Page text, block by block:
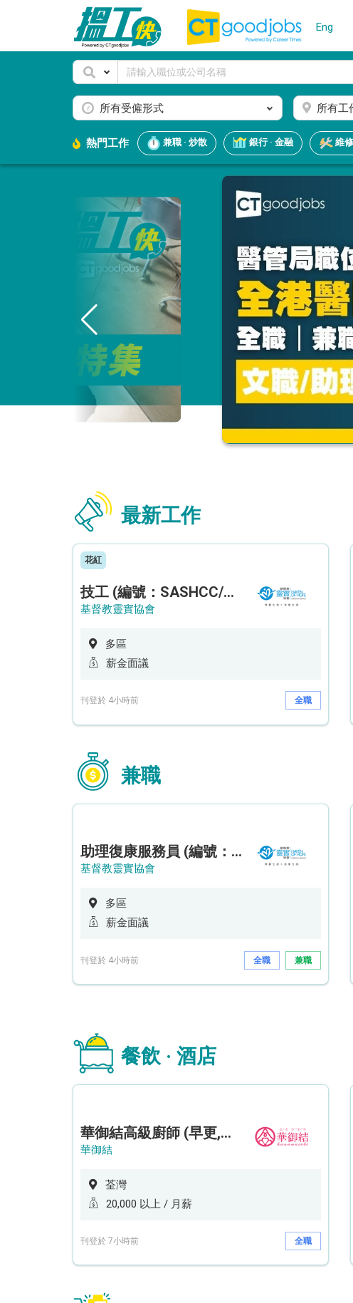
Eng
所有受僱形式 所有工
熱門工作 兼職 · 炒散 銀行 · 金融 維
最新工作
花紅
技工 (編號：SASHCC/A/CTE)
基督教靈實協會
多區
薪金面議
刊登於 4小時前 全職
兼職
助理復康服務員 (編號：RSD/ARSW/CTE)
基督教靈實協會
多區
薪金面議
刊登於 4小時前 全職 兼職
餐飲 · 酒店
華御結高級廚師 (早更,中央廚房)*底薪可達20k* (5天工作週)
華御結
荃灣
20,000 以上 / 月薪
刊登於 7小時前 全職